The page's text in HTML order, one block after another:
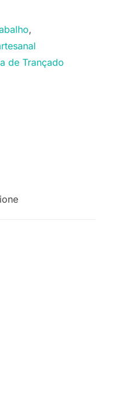
de Trançado